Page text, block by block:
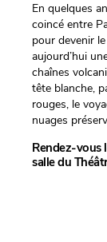
En quelques
coincé entre
pour devenir
aujourd’hui
chaînes
tête blanche,
rouges, le
nuages
Rendez-vous
salle du